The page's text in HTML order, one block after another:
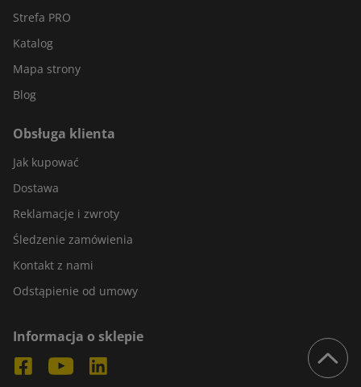
Strefa PRO
Katalog
Mapa strony
Blog
Obsługa klienta
Jak kupować
Dostawa
Reklamacje i zwroty
Śledzenie zamówienia
Kontakt z nami
Odstąpienie od umowy
Informacja o sklepie